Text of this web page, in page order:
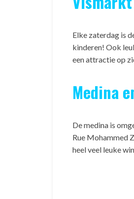
Elke zaterdag is
kinderen! Ook
een attractie op
Medina
De medina is
Rue Mohammed
heel veel leuke